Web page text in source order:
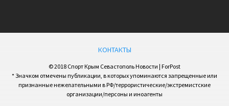
КОНТАКТЫ
© 2018 Спорт Крым Севастополь Новости | ForPost
* Значком отмечены публикации, в которых упоминаются запрещенные или
признанные нежелательными в РФ/террористические/экстремистские
организации/персоны и иноагенты